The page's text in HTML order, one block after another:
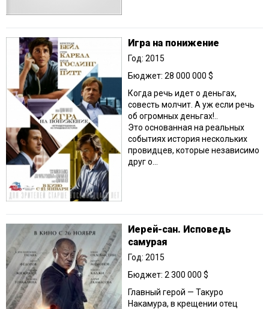
Игра на понижение
Год: 2015
Бюджет: 28 000 000 $
Когда речь идет о деньгах,
совесть молчит. А уж если речь
об огромных деньгах!..
Это основанная на реальных
событиях история нескольких
провидцев, которые независимо
друг о...
Иерей-сан. Исповедь
самурая
Год: 2015
Бюджет: 2 300 000 $
Главный герой — Такуро
Накамура, в крещении отец